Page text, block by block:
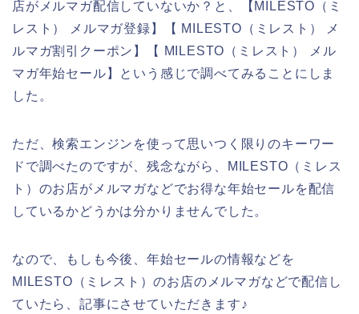
店がメルマガ配信していないか？と、【MILESTO（ミ
レスト） メルマガ登録】【 MILESTO（ミレスト） メ
ルマガ割引クーポン】【 MILESTO（ミレスト） メル
マガ年始セール】という感じで調べてみることにしま
した。
ただ、検索エンジンを使って思いつく限りのキーワー
ドで調べたのですが、残念ながら、MILESTO（ミレス
ト）のお店がメルマガなどでお得な年始セールを配信
しているかどうかは分かりませんでした。
なので、もしも今後、年始セールの情報などを
MILESTO（ミレスト）のお店のメルマガなどで配信し
ていたら、記事にさせていただきます♪